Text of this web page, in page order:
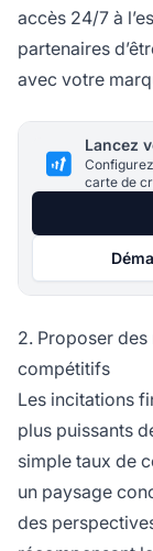
accès 24/7 à
partenaires
avec votre
Lancez
carte de
2. Proposer
compétitifs
Les incitations
plus puissants
simple taux de
un paysage
des